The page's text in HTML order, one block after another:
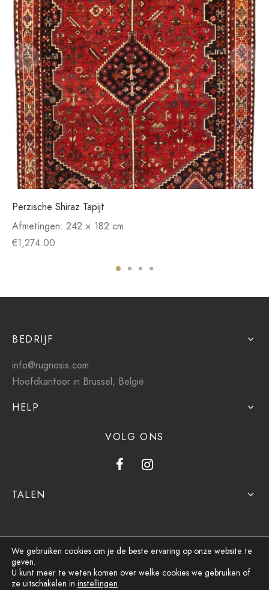
Perzische Shiraz Tapijt
Afmetingen: 242 × 182 cm
€1,274.00
BEDRIJF
info@rugnosis.com
Hoofdkantoor in Brussel, België
HELP
VOLG ONS
TALEN
Privacybeleid
We gebruiken cookies om je de beste ervaring op onze website te
geven.
U kunt meer te weten komen over welke cookies we gebruiken of
ze uitschakelen in instellingen.